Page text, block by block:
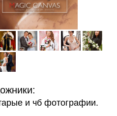
и чб фотографии.